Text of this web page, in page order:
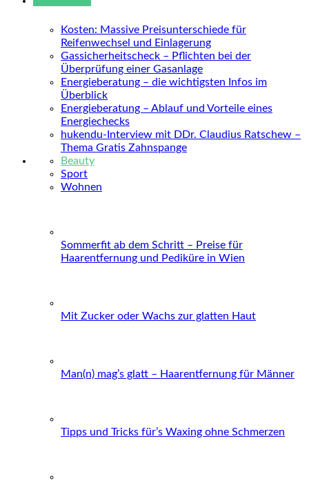
Kosten: Massive Preisunterschiede für
Reifenwechsel und Einlagerung
Gassicherheitscheck – Pflichten bei der
Überprüfung einer Gasanlage
Energieberatung – die wichtigsten Infos im
Überblick
Energieberatung – Ablauf und Vorteile eines
Energiechecks
hukendu-Interview mit DDr. Claudius Ratschew –
Thema Gratis Zahnspange
Beauty
Sport
Wohnen
Sommerfit ab dem Schritt – Preise für
Haarentfernung und Pediküre in Wien
Mit Zucker oder Wachs zur glatten Haut
Man(n) mag’s glatt – Haarentfernung für Männer
Tipps und Tricks für’s Waxing ohne Schmerzen